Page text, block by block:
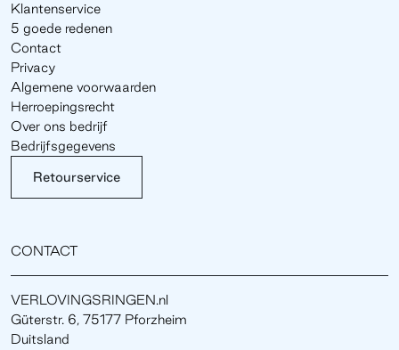
Klantenservice
5 goede redenen
Contact
Privacy
Algemene voorwaarden
Herroepingsrecht
Over ons bedrijf
Bedrijfsgegevens
Retourservice
CONTACT
VERLOVINGSRINGEN.nl
Güterstr. 6, 75177 Pforzheim
Duitsland